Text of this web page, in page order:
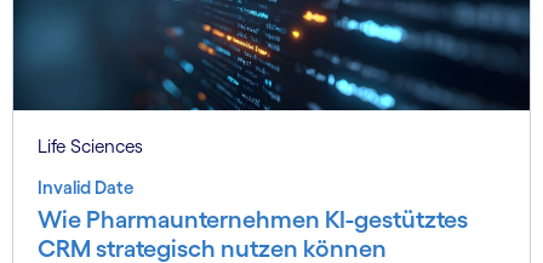
Life Sciences
Invalid Date
Wie Pharmaunternehmen KI-gestütztes
CRM strategisch nutzen können